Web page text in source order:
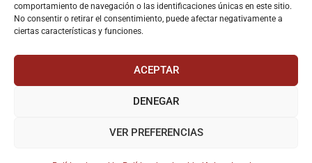
comportamiento de navegación o las identificaciones únicas en este sitio.
No consentir o retirar el consentimiento, puede afectar negativamente a
ciertas características y funciones.
ACEPTAR
DENEGAR
VER PREFERENCIAS
vídeo